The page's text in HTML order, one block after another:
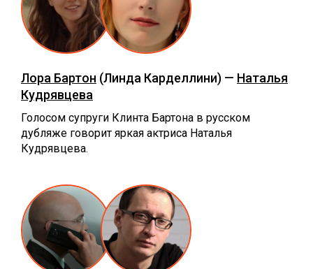
Лора Бартон (Линда Карделлини) — Наталья
Кудрявцева
Голосом супруги Клинта Бартона в русском
дубляже говорит яркая актриса Наталья
Кудрявцева.